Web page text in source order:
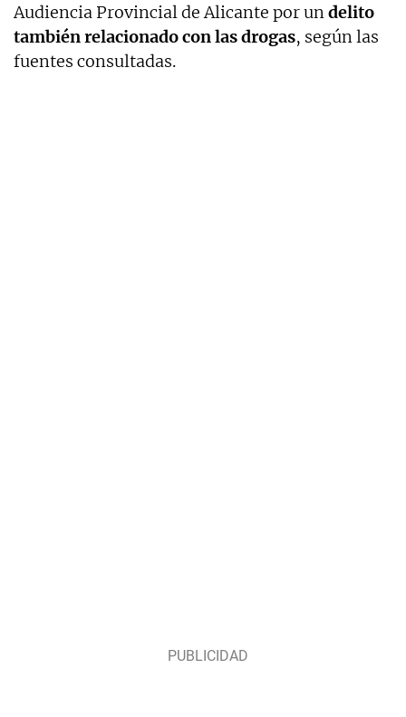
Audiencia Provincial de Alicante por undelito
también relacionado con las drogas, según las
fuentes consultadas.